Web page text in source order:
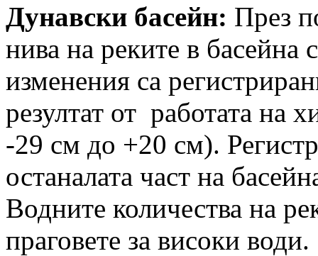
Дунавски басейн: През
нива на реките в
изменения са
резултат от работата на
-29 см до +20 см).
останалата част на
Водните количества на
праговете за високи води.